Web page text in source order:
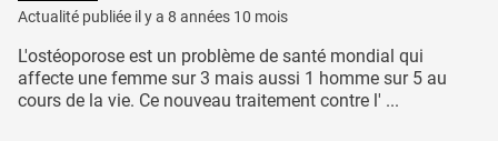
Actualité publiée il y a 8 années 10 mois
L'ostéoporose est un problème de santé mondial qui
affecte une femme sur 3 mais aussi 1 homme sur 5 au
cours de la vie. Ce nouveau traitement contre l' ...